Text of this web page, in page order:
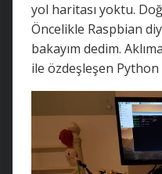
yol haritası yoktu.
Öncelikle Raspbian
bakayım dedim.
ile özdeşleşen Python